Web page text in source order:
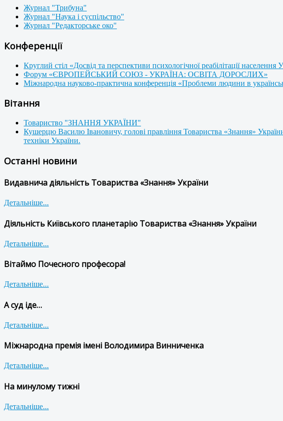
Журнал "Трибуна"
Журнал "Наука і суспільство"
Журнал "Редакторське око"
Конференції
Круглий стіл «Досвід та перспективи психологічної реабілітації населення
Форум «ЄВРОПЕЙСЬКИЙ СОЮЗ - УКРАЇНА: ОСВІТА ДОРОСЛИХ»
Міжнародна науково-практична конференція «Проблеми людини в
Вітання
Товариство "ЗНАННЯ УКРАЇНИ"
Кушерцю Василю Івановичу, голові правління Товариства «Знання»
техніки України.
Останні новини
Видавнича діяльність Товариства «Знання» України
Детальніше...
Діяльність Київського планетарію Товариства «Знання» України
Детальніше...
Вітаймо Почесного професора!
Детальніше...
А суд іде…
Детальніше...
Міжнародна премія імені Володимира Винниченка
Детальніше...
На минулому тижні
Детальніше...